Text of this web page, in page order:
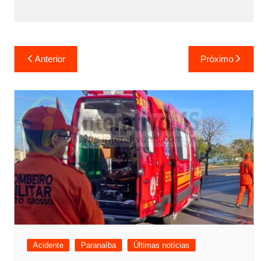
Navegação
de
Post
Anterior Próximo
Acidente Paranaíba Últimas notícias